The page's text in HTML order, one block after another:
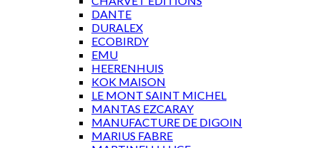
DANTE
DURALEX
ECOBIRDY
EMU
HEERENHUIS
KOK MAISON
LE MONT SAINT MICHEL
MANTAS EZCARAY
MANUFACTURE DE DIGOIN
MARIUS FABRE